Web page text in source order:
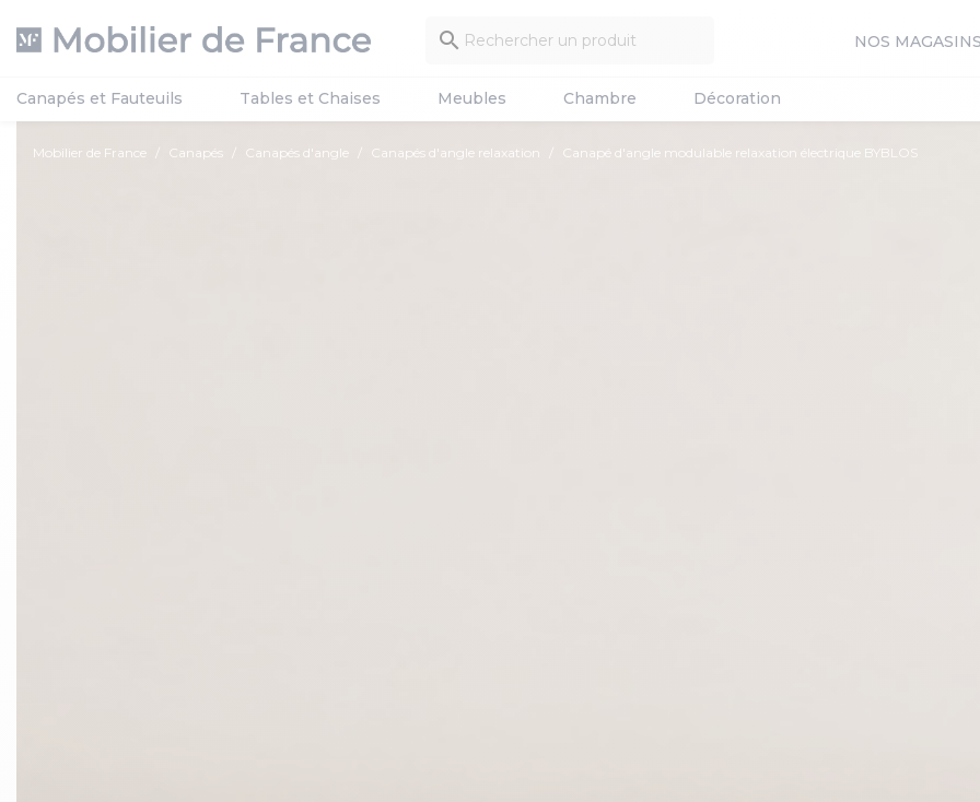
 NOS MAGASINS
Canapés et Fauteuils Tables et Chaises Meubles Chambre Décoration
Mobilier de France Canapés Canapés d'angle Canapés d'angle relaxation Canapé d'angle modulable relaxation électrique BYBLOS